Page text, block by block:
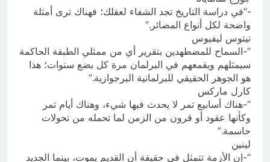
-“في دراسة التاريخ تجد الشفاء لعقلك؛ فهناك ترى أمثلة
واضحة لكل أنواع المصائر.”
تيتوس ليفيوس
“-السماح للمضطهدين بتقرير أي من ممثلي الطبقة الحاكمة
سيمثلهم ويقمعهم في البرلمان مرة كل بضع سنوات؛ هذا
هو الجوهر الحقيقي للبرلمانية البرجوازية.”
كارل ماركس
“-هناك أسابيع تمر لا يحدث فيها شيء، وهناك أيام تمر
وكأنها عقود أو قرون من الزمن لما تحمله من تحولات
حاسمة.”
لينين
“-إن الأزمة تتمثل في حقيقة أن القديم يموت، بينما الجديد